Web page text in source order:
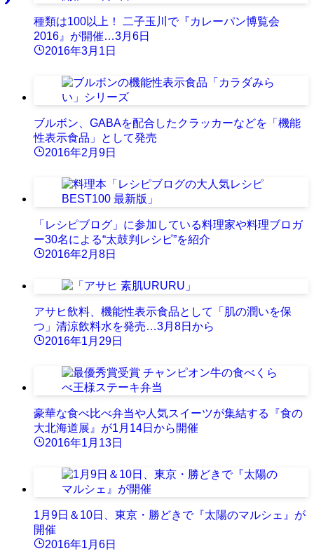
種類は100以上！ 二子玉川で『カレーパン博覧会
2016』が開催…3月6日
2016年3月1日
ブルボン、GABAを配合したクラッカーなどを「機能
性表示食品」として発売
2016年2月9日
「レシピブログ」に参加している料理家や料理ブロガ
ー30名による“太鼓判レシピ”を紹介
2016年2月8日
アサヒ飲料、機能性表示食品として「肌の潤いを保
つ」清涼飲料水を発売…3月8日から
2016年1月29日
豪華な食べ比べ弁当や人気スイーツが集結する『食の
大北海道展』が1月14日から開催
2016年1月13日
1月9日＆10日、東京・勝どきで『太陽のマルシェ』が
開催
2016年1月6日